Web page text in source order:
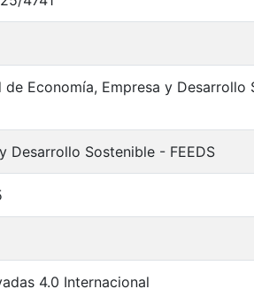
Economía, Empresa y
Desarrollo Sostenible - FEEDS
4.0 Internacional